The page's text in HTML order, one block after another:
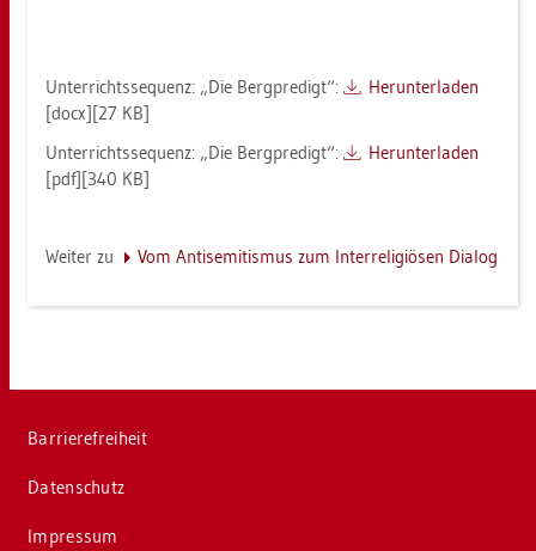
Un­ter­richts­se­quenz: „Die Berg­pre­digt“:
Her­un­ter­la­den
[docx][27 KB]
Un­ter­richts­se­quenz: „Die Berg­pre­digt“:
Her­un­ter­la­den
[pdf][340 KB]
Wei­ter zu Vom An­ti­se­mi­tis­mus zum In­ter­re­li­giö­sen Dia­log
Bar­rie­re­frei­heit
Da­ten­schutz
Im­pres­sum